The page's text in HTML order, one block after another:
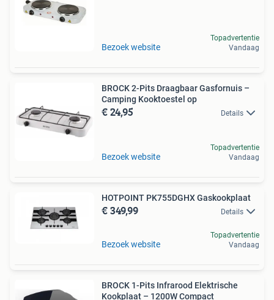
Bezoek website
Topadvertentie
Vandaag
BROCK 2-Pits Draagbaar Gasfornuis –
Camping Kooktoestel op
€ 24,95 Details
Bezoek website
Topadvertentie
Vandaag
HOTPOINT PK755DGHX Gaskookplaat
€ 349,99 Details
Bezoek website
Topadvertentie
Vandaag
BROCK 1-Pits Infrarood Elektrische
Kookplaat – 1200W Compact